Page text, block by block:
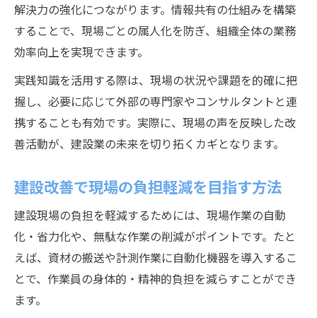
解決力の強化につながります。情報共有の仕組みを構築
することで、現場ごとの属人化を防ぎ、組織全体の業務
効率向上を実現できます。
実践知識を活用する際は、現場の状況や課題を的確に把
握し、必要に応じて外部の専門家やコンサルタントと連
携することも有効です。実際に、現場の声を反映した改
善活動が、建設業の未来を切り拓くカギとなります。
建設改善で現場の負担軽減を目指す方法
建設現場の負担を軽減するためには、現場作業の自動
化・省力化や、無駄な作業の削減がポイントです。たと
えば、資材の搬送や計測作業に自動化機器を導入するこ
とで、作業員の身体的・精神的負担を減らすことができ
ます。